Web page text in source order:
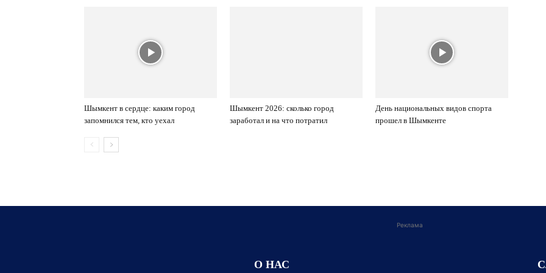
Шымкент в сердце: каким город
запомнился тем, кто уехал
Шымкент 2026: сколько город
заработал и на что потратил
День национальных видов спорта
прошел в Шымкенте
Реклама
О НАС